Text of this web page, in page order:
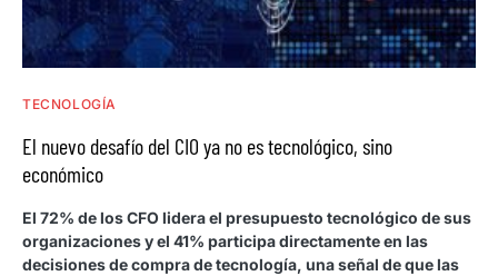
TECNOLOGÍA
El nuevo desafío del CIO ya no es tecnológico, sino
económico
El 72% de los CFO lidera el presupuesto tecnológico de sus
organizaciones y el 41% participa directamente en las
decisiones de compra de tecnología, una señal de que las